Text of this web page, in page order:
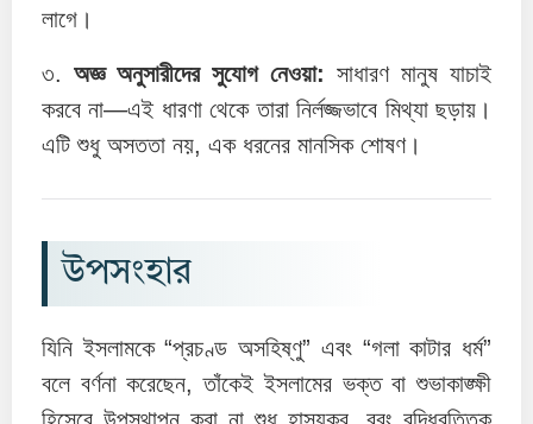
লাগে।
৩. অজ্ঞ অনুসারীদের সুযোগ নেওয়া: সাধারণ মানুষ যাচাই
করবে না—এই ধারণা থেকে তারা নির্লজ্জভাবে মিথ্যা ছড়ায়।
এটি শুধু অসততা নয়, এক ধরনের মানসিক শোষণ।
উপসংহার
যিনি ইসলামকে “প্রচণ্ড অসহিষ্ণু” এবং “গলা কাটার ধর্ম”
বলে বর্ণনা করেছেন, তাঁকেই ইসলামের ভক্ত বা শুভাকাঙ্ক্ষী